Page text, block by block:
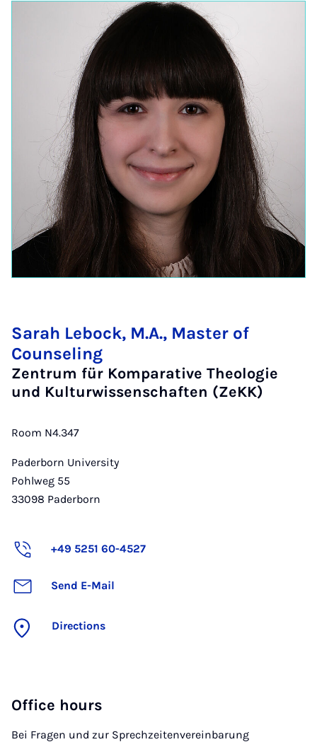
Sarah Lebock, M.A., Master of
Counseling
Zentrum für Komparative Theologie
und Kulturwissenschaften (ZeKK)
Room N4.347
Paderborn University
Pohlweg 55
33098 Paderborn
+49 5251 60-4527
Send E-Mail
Directions
Office hours
Bei Fragen und zur Sprechzeitenvereinbarung